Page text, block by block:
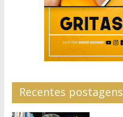
Recentes postagens